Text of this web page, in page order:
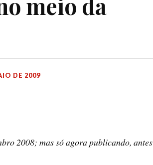
DE 2009
2008; mas só agora publicando, antes